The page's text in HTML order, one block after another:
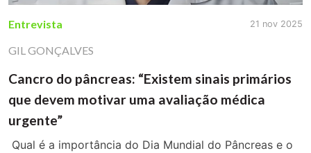
Entrevista 21 nov 2025
GIL GONÇALVES
Cancro do pâncreas: “Existem sinais primários
que devem motivar uma avaliação médica
urgente”
Qual é a importância do Dia Mundial do Pâncreas e o